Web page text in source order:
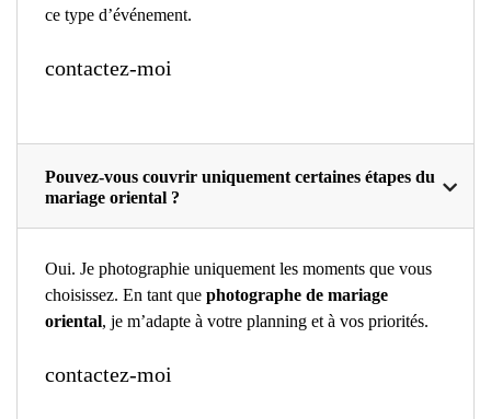
ce type d’événement.
contactez-moi
Pouvez-vous couvrir uniquement certaines étapes du
mariage oriental ?
Oui. Je photographie uniquement les moments que vous
choisissez. En tant que photographe de mariage
oriental, je m’adapte à votre planning et à vos priorités.
contactez-moi